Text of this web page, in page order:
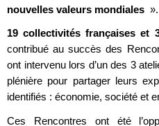
nouvelles valeurs mondiales ».
19 collectivités françaises et
contribué au succès des
ont intervenu lors d’un des 3
plénière pour partager leurs
identifiés : économie, société et
Ces Rencontres ont été